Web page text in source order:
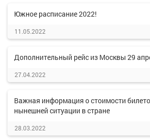
Южное расписание 2022!
11.05.2022
Дополнительный рейс из Москвы 29
27.04.2022
Важная информация о стоимости
нынешней ситуации в стране
28.03.2022